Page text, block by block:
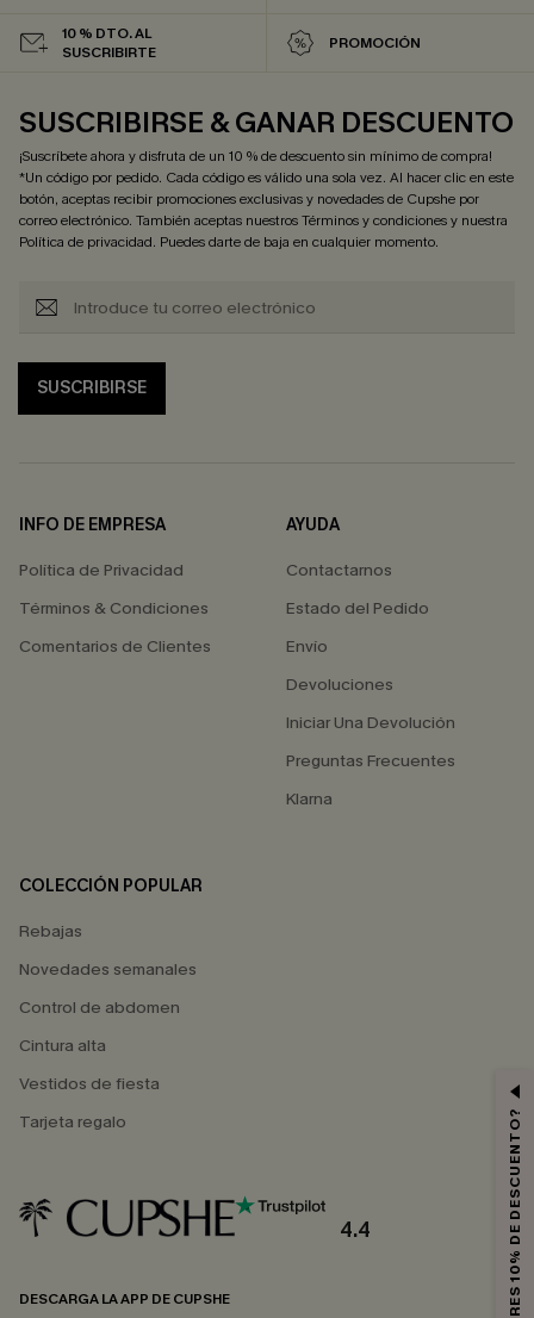
10 % DTO. AL
SUSCRIBIRTE
PROMOCIÓN
SUSCRIBIRSE & GANAR DESCUENTO
¡Suscríbete ahora y disfruta de un 10 % de descuento sin mínimo de compra!
*Un código por pedido. Cada código es válido una sola vez. Al hacer clic en este
botón, aceptas recibir promociones exclusivas y novedades de Cupshe por
correo electrónico. También aceptas nuestrosTérminos y condicionesy nuestra
Política de privacidad. Puedes darte de baja en cualquier momento.
SUSCRIBIRSE
INFO DE EMPRESA
Política de Privacidad
Términos & Condiciones
Comentarios de Clientes
AYUDA
Contactarnos
Estado del Pedido
Envío
Devoluciones
Iniciar Una Devolución
Preguntas Frecuentes
Klarna
COLECCIÓN POPULAR
Rebajas
Novedades semanales
Control de abdomen
Cintura alta
Vestidos de fiesta
Tarjeta regalo
4.4
DESCARGA LA APP DE CUPSHE ¿QUIERES 10% DE DESCUENTO?